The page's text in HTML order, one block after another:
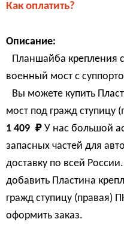
Как оплатить?
Описание:
Планшайба крепления
военный мост с
Вы можете купить
мост под гражд ступицу
1 409 ₽ У нас большой
запасных частей для
доставку по всей
добавить Пластина
гражд ступицу (правая)
оформить заказ.